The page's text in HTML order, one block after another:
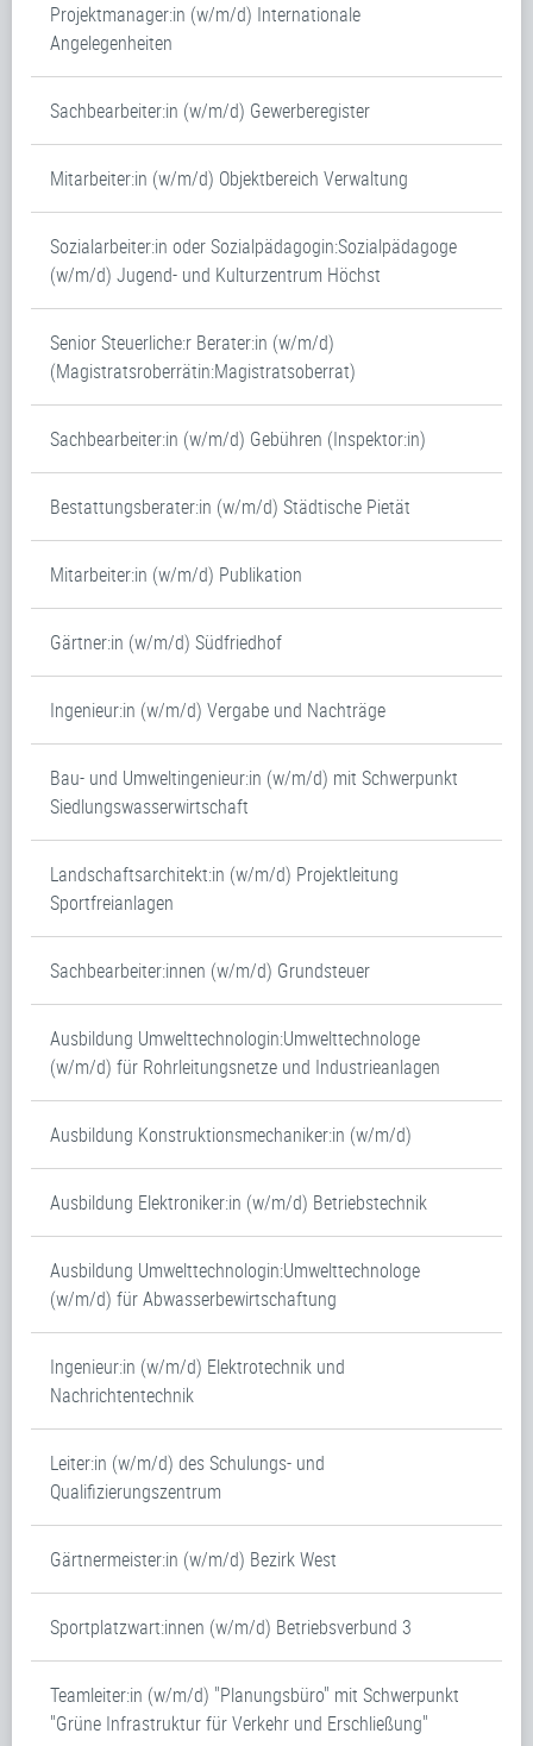
Projektmanager:in (w/m/d) Internationale
Angelegenheiten
Sachbearbeiter:in (w/m/d) Gewerberegister
Mitarbeiter:in (w/m/d) Objektbereich Verwaltung
Sozialarbeiter:in oder Sozialpädagogin:Sozialpädagoge
(w/m/d) Jugend- und Kulturzentrum Höchst
Senior Steuerliche:r Berater:in (w/m/d)
(Magistratsroberrätin:Magistratsoberrat)
Sachbearbeiter:in (w/m/d) Gebühren (Inspektor:in)
Bestattungsberater:in (w/m/d) Städtische Pietät
Mitarbeiter:in (w/m/d) Publikation
Gärtner:in (w/m/d) Südfriedhof
Ingenieur:in (w/m/d) Vergabe und Nachträge
Bau- und Umweltingenieur:in (w/m/d) mit Schwerpunkt
Siedlungswasserwirtschaft
Landschaftsarchitekt:in (w/m/d) Projektleitung
Sportfreianlagen
Sachbearbeiter:innen (w/m/d) Grundsteuer
Ausbildung Umwelttechnologin:Umwelttechnologe
(w/m/d) für Rohrleitungsnetze und Industrieanlagen
Ausbildung Konstruktionsmechaniker:in (w/m/d)
Ausbildung Elektroniker:in (w/m/d) Betriebstechnik
Ausbildung Umwelttechnologin:Umwelttechnologe
(w/m/d) für Abwasserbewirtschaftung
Ingenieur:in (w/m/d) Elektrotechnik und
Nachrichtentechnik
Leiter:in (w/m/d) des Schulungs- und
Qualifizierungszentrum
Gärtnermeister:in (w/m/d) Bezirk West
Sportplatzwart:innen (w/m/d) Betriebsverbund 3
Teamleiter:in (w/m/d) "Planungsbüro" mit Schwerpunkt
"Grüne Infrastruktur für Verkehr und Erschließung"